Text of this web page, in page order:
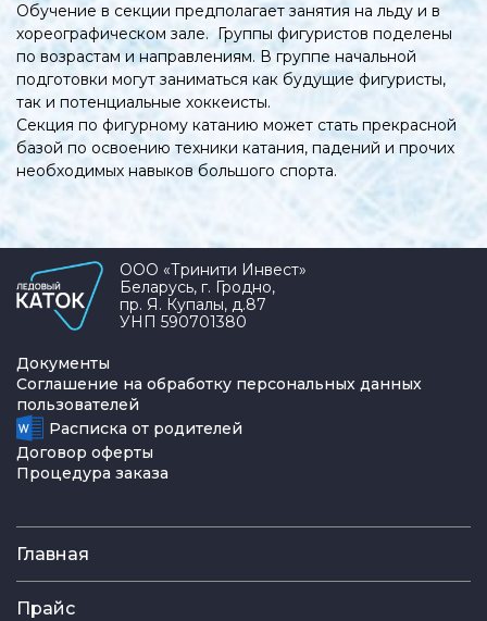
Обучение в секции предполагает занятия на льду и в
хореографическом зале. Группы фигуристов поделены
по возрастам и направлениям. В группе начальной
подготовки могут заниматься как будущие фигуристы,
так и потенциальные хоккеисты.
Секция по фигурному катанию может стать прекрасной
базой по освоению техники катания, падений и прочих
необходимых навыков большого спорта.
ООО «Тринити Инвест»
Беларусь, г. Гродно,
пр. Я. Купалы, д.87
УНП 590701380
Документы
Соглашение на обработку персональных данных
пользователей
Расписка от родителей
Договор оферты
Процедура заказа
Главная
Прайс